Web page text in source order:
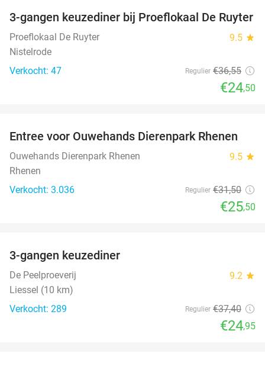
33%
NEW
TODAY
3-gangen keuzediner bij Proeflokaal De Ruyter
Proeflokaal De Ruyter 9.5 star
Nistelrode
Verkocht: 47
Regulier €36,55
€24,50
19%
TODAY
Entree voor Ouwehands Dierenpark Rhenen
Ouwehands Dierenpark Rhenen 9.5 star
Rhenen
Verkocht: 3.036
Regulier €31,50
€25,50
3-gangen keuzediner
De Peelproeverij 9.2 star
Liessel (10 km)
Verkocht: 289
Regulier €37,40
€24,95